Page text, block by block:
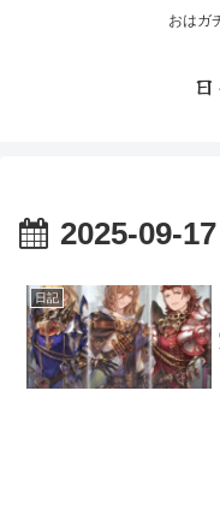
おはガ
2025-09-17
日記